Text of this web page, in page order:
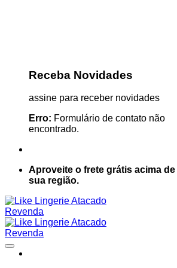
Receba Novidades
assine para receber novidades
Erro: Formulário de contato não
encontrado.
Aproveite o frete grátis acima
sua região.